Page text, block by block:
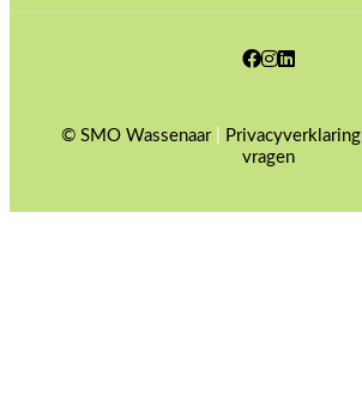
Facebook
Instagram
© SMO Wassenaar| Privacyverklaring
vragen